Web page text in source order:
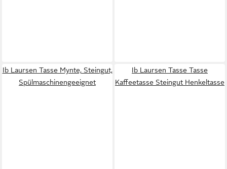
Ib Laursen Tasse Mynte, Steingut,
Spülmaschinengeeignet
Ib Laursen Tasse Tasse
Kaffeetasse Steingut Henkeltasse